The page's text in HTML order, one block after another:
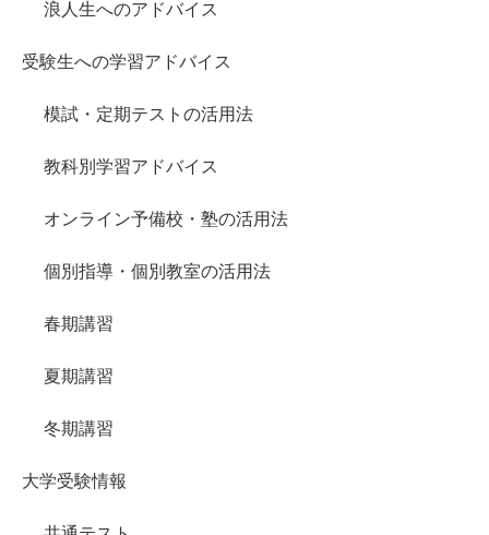
浪人生へのアドバイス
受験生への学習アドバイス
模試・定期テストの活用法
教科別学習アドバイス
オンライン予備校・塾の活用法
個別指導・個別教室の活用法
春期講習
夏期講習
冬期講習
大学受験情報